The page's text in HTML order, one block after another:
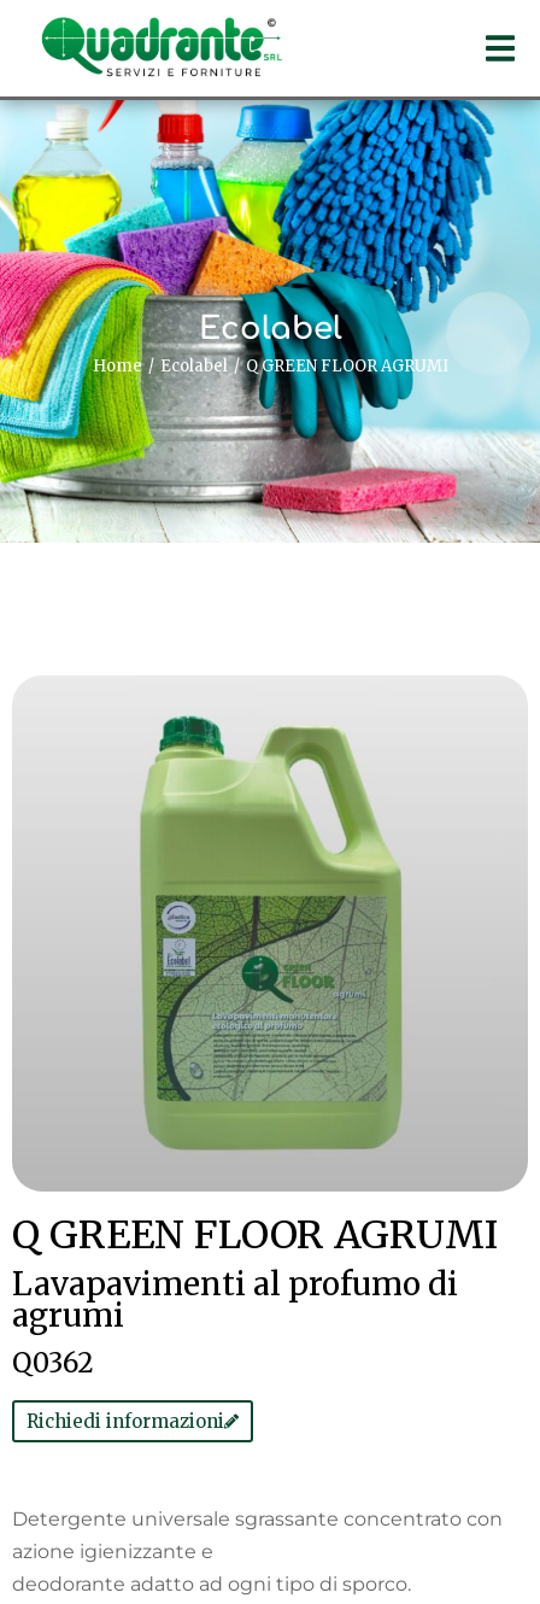
Ecolabel
Tu sei qui:Home Ecolabel Q GREEN FLOOR AGRUMI
Q GREEN FLOOR AGRUMI
Lavapavimenti al profumo di
agrumi
Q0362
Richiedi informazioni
Detergente universale sgrassante concentrato con
azione igienizzante e
deodorante adatto ad ogni tipo di sporco.